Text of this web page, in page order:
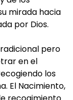
mirada hacia
por Dios.
pero
en el
los
El Nacimiento,